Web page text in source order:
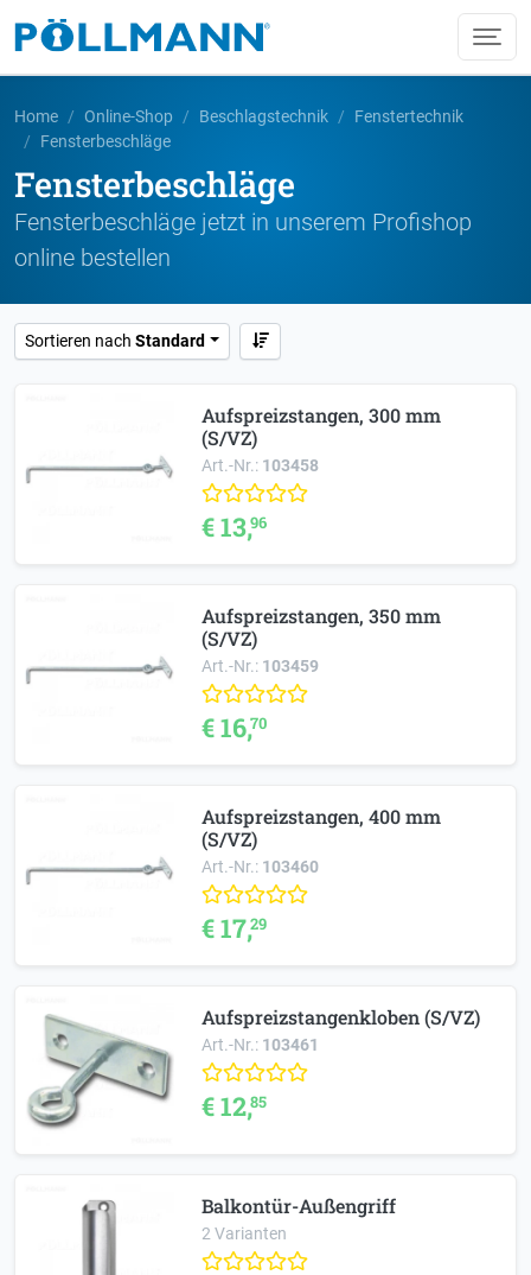
Home Online-Shop Beschlagstechnik
Fenstertechnik
Fensterbeschläge
Fensterbeschläge
Fensterbeschläge jetzt in unserem Profishop
online bestellen
Sortieren nach Standard
Aufspreizstangen, 300 mm
(S/VZ)
Art.-Nr.: 103458
€ 13,96
Aufspreizstangen, 350 mm
(S/VZ)
Art.-Nr.: 103459
€ 16,70
Aufspreizstangen, 400 mm
(S/VZ)
Art.-Nr.: 103460
€ 17,29
Aufspreizstangenkloben (S/VZ)
Art.-Nr.: 103461
€ 12,85
Balkontür-Außengriff
2 Varianten